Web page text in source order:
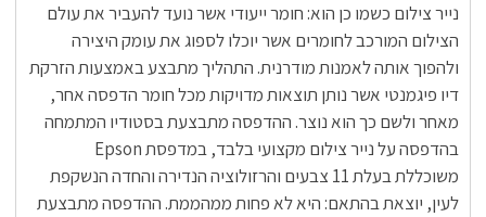
נייר צילום כשמו כן הוא: חומר ייעודי אשר נועד להעביר את עולם
הצילום המורכב לחומרים אשר יוכלו לספוג את עומק היצירה
ולהפוך אותה לאמנות מודרנית. התהליך מתבצע באמצעות הזרקת
דיו פיגמנטי אשר נותן תוצאות מדויקות מכל חומר הדפסה אחר,
מאחר ולשם כך הוא נוצר. ההדפסה מתבצעת בסטודיו המתמחה
בהדפסה על נייר צילום מקצועי בלבד, במדפסת Epson
משוכללת בעלת 11 צבעים והרזולוציה הנדירה והחדה הנשקפת
לעין, יוצאת בהתאם: היא לא פחות ממהממת. ההדפסה מתבצעת